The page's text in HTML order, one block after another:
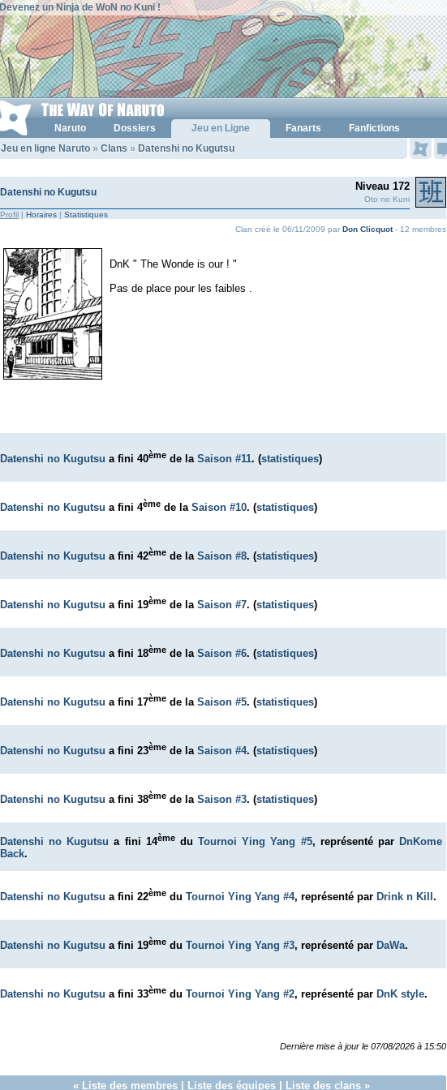
Devenez un Ninja de WoN no Kuni !
Naruto Dossiers Jeu en Ligne Fanarts
Fanfictions
Jeu en ligne Naruto » Clans » Datenshi no Kugutsu
Datenshi no Kugutsu
Niveau 172
Oto no Kuni
Profil | Horaires | Statistiques
Clan créé le 06/11/2009 par Don Clicquot- 12 membres
DnK " The Wonde is our ! "
Pas de place pour les faibles .
Datenshi no Kugutsu a fini 40ème de la Saison #11. (statistiques)
Datenshi no Kugutsu a fini 4ème de la Saison #10. (statistiques)
Datenshi no Kugutsu a fini 42ème de la Saison #8. (statistiques)
Datenshi no Kugutsu a fini 19ème de la Saison #7. (statistiques)
Datenshi no Kugutsu a fini 18ème de la Saison #6. (statistiques)
Datenshi no Kugutsu a fini 17ème de la Saison #5. (statistiques)
Datenshi no Kugutsu a fini 23ème de la Saison #4. (statistiques)
Datenshi no Kugutsu a fini 38ème de la Saison #3. (statistiques)
Datenshi no Kugutsu a fini 14èmeduTournoi Ying Yang #5, représenté par DnKome
Back.
Datenshi no Kugutsu a fini 22ème du Tournoi Ying Yang #4, représenté par Drink n Kill .
Datenshi no Kugutsu a fini 19ème du Tournoi Ying Yang #3, représenté par DaWa.
Datenshi no Kugutsu a fini 33ème du Tournoi Ying Yang #2, représenté par DnK style.
Dernière mise à jour le 07/08/2026 à 15:50
« Liste des membres| Liste des équipes| Liste des clans»